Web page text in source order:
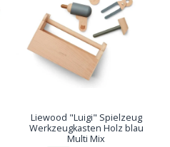
Liewood "Luigi" Spielzeug
Werkzeugkasten Holz blau
Multi Mix